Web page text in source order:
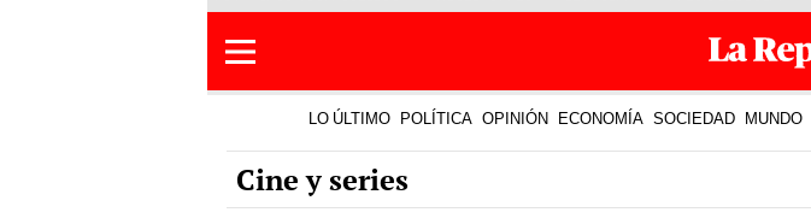
LO ÚLTIMO POLÍTICA OPINIÓN ECONOMÍA SOCIEDAD MUNDO
Cine y series